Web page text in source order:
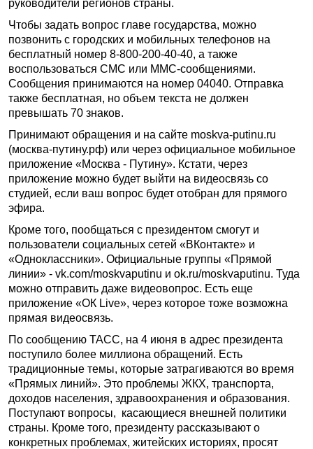
руководители регионов страны.
Чтобы задать вопрос главе государства, можно
позвонить с городских и мобильных телефонов на
бесплатный номер 8-800-200-40-40, а также
воспользоваться СМС или ММС-сообщениями.
Сообщения принимаются на номер 04040. Отправка
также бесплатная, но объем текста не должен
превышать 70 знаков.
Принимают обращения и на сайте moskva-putinu.ru
(москва-путину.рф) или через официальное мобильное
приложение «Москва - Путину». Кстати, через
приложение можно будет выйти на видеосвязь со
студией, если ваш вопрос будет отобран для прямого
эфира.
Кроме того, пообщаться с президентом смогут и
пользователи социальных сетей «ВКонтакте» и
«Одноклассники». Официальные группы «Прямой
линии» - vk.com/moskvaputinu и ok.ru/moskvaputinu. Туда
можно отправить даже видеовопрос. Есть еще
приложение «ОК Live», через которое тоже возможна
прямая видеосвязь.
По сообщению ТАСС, на 4 июня в адрес президента
поступило более миллиона обращений. Есть
традиционные темы, которые затрагиваются во время
«Прямых линий». Это проблемы ЖКХ, транспорта,
доходов населения, здравоохранения и образования.
Поступают вопросы, касающиеся внешней политики
страны. Кроме того, президенту рассказывают о
конкретных проблемах, житейских историях, просят